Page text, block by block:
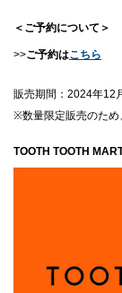
＜ご予約について＞
>>ご予約はこちら
販売期間：2024年12
※数量限定販売のため
TOOTH TOOTH